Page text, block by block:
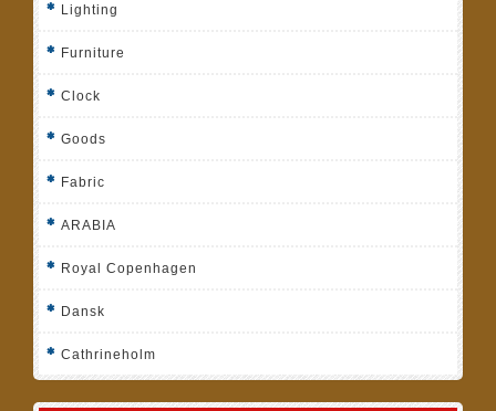
Lighting
Furniture
Clock
Goods
Fabric
ARABIA
Royal Copenhagen
Dansk
Cathrineholm